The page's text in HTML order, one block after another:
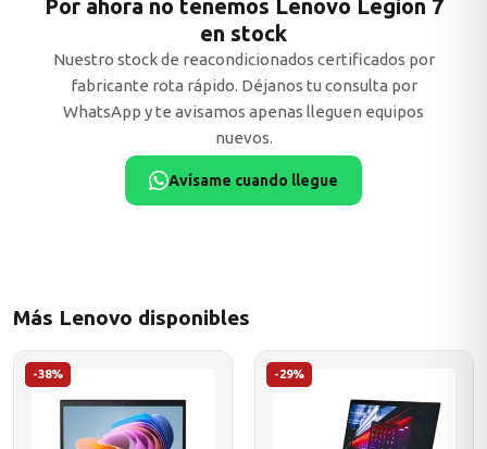
Por ahora no tenemos Lenovo Legion 7
en stock
Nuestro stock de reacondicionados certificados por
fabricante rota rápido. Déjanos tu consulta por
WhatsApp y te avisamos apenas lleguen equipos
nuevos.
Avísame cuando llegue
Más Lenovo disponibles
-38% -29%